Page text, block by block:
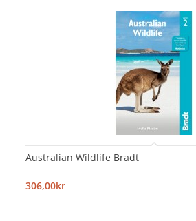
Australian Wildlife Bradt
306,00kr